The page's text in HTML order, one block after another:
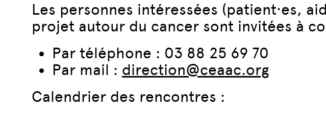
Les personnes intéressées (patient·es,
projet autour du cancer sont invitées à
Par téléphone : 03 88 25 69 70
Par mail : direction@ceaac.org
Calendrier des rencontres :